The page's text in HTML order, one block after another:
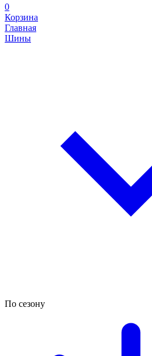
0
Корзина
Главная
Шины
По сезону